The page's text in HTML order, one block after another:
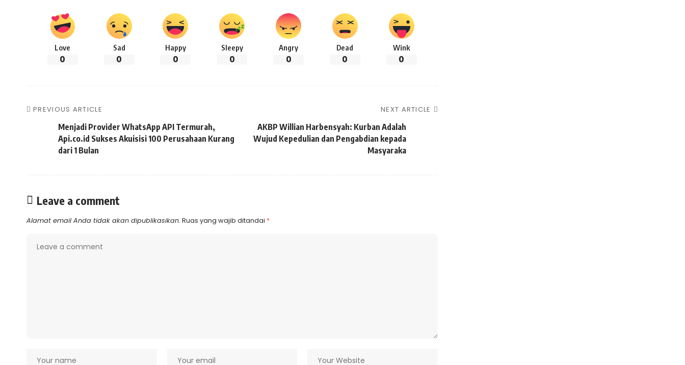
Love
0
Sad
0
Happy
0
Sleepy
0
Angry
0
Dead
0
Wink
0
PREVIOUS ARTICLE
Menjadi Provider WhatsApp API Termurah,
Api.co.id Sukses Akuisisi 100 Perusahaan Kurang
dari 1 Bulan
NEXT ARTICLE
AKBP Willian Harbensyah: Kurban Adalah
Wujud Kepedulian dan Pengabdian kepada
Masyaraka
Leave a comment
Alamat email Anda tidak akan dipublikasikan. Ruas yang wajib ditandai *